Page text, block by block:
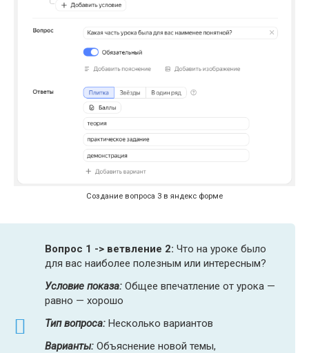
Создание вопроса 3 в яндекс форме
Вопрос 1 -> ветвление 2: Что на уроке было
для вас наиболее полезным или интересным?
Условие показа: Общее впечатление от урока —
равно — хорошо
Тип вопроса: Несколько вариантов
Варианты: Объяснение новой темы,